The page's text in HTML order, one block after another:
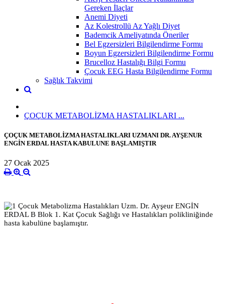
Gereken İlaçlar
Anemi Diyeti
Az Kolestrollü Az Yağlı Diyet
Bademcik Ameliyatında Öneriler
Bel Egzersizleri Bilgilendirme Formu
Boyun Egzersizleri Bilgilendirme Formu
Brucelloz Hastalığı Bilgi Formu
Çocuk EEG Hasta Bilgilendirme Formu
Sağlık Takvimi
ÇOÇUK METABOLİZMA HASTALIKLARI ...
ÇOÇUK METABOLİZMA HASTALIKLARI UZMANI DR. AYŞENUR
ENGİN ERDAL HASTA KABULUNE BAŞLAMIŞTIR
27 Ocak 2025
Çocuk Metabolizma Hastalıkları Uzm. Dr. Ayşeur ENGİN
ERDAL B Blok 1. Kat Çocuk Sağlığı ve Hastalıkları polikliniğinde
hasta kabulüne başlamıştır.